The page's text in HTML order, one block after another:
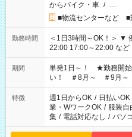
からバイク・車 / …
■物流センターなど ■
勤務時間
＜1日3時間～OK！＞ ▼ 例えば… ▼ 15:00～18:00 15:00～
22:00 17:00～22:00 など こちら以外の時間もお気軽にご相談く
ださい！
期間
単発1日～！ ★勤務開始
い！ ＃8月～ ＃9月～
特徴 週1日からOK / 日払いOK
業・WワークOK / 服装自
集 / 電話対応なし / パソ